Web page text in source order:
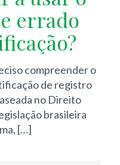
errado
compreender o
de registro
no Direito
brasileira
[…]